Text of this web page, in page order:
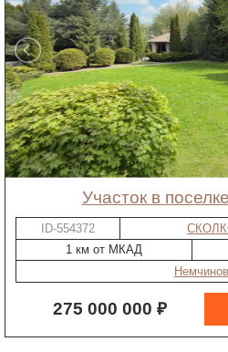
участок в
ID-554372
1 км от МКАД
275 000 000 ₽